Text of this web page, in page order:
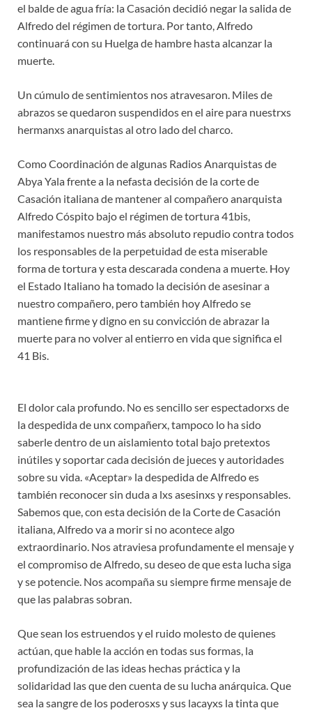
el balde de agua fría: la Casación decidió negar la salida de
Alfredo del régimen de tortura. Por tanto, Alfredo
continuará con su Huelga de hambre hasta alcanzar la
muerte.
Un cúmulo de sentimientos nos atravesaron. Miles de
abrazos se quedaron suspendidos en el aire para nuestrxs
hermanxs anarquistas al otro lado del charco.
Como Coordinación de algunas Radios Anarquistas de
Abya Yala frente a la nefasta decisión de la corte de
Casación italiana de mantener al compañero anarquista
Alfredo Cóspito bajo el régimen de tortura 41bis,
manifestamos nuestro más absoluto repudio contra todos
los responsables de la perpetuidad de esta miserable
forma de tortura y esta descarada condena a muerte. Hoy
el Estado Italiano ha tomado la decisión de asesinar a
nuestro compañero, pero también hoy Alfredo se
mantiene firme y digno en su convicción de abrazar la
muerte para no volver al entierro en vida que significa el
41 Bis.
El dolor cala profundo. No es sencillo ser espectadorxs de
la despedida de unx compañerx, tampoco lo ha sido
saberle dentro de un aislamiento total bajo pretextos
inútiles y soportar cada decisión de jueces y autoridades
sobre su vida. «Aceptar» la despedida de Alfredo es
también reconocer sin duda a lxs asesinxs y responsables.
Sabemos que, con esta decisión de la Corte de Casación
italiana, Alfredo va a morir si no acontece algo
extraordinario. Nos atraviesa profundamente el mensaje y
el compromiso de Alfredo, su deseo de que esta lucha siga
y se potencie. Nos acompaña su siempre firme mensaje de
que las palabras sobran.
Que sean los estruendos y el ruido molesto de quienes
actúan, que hable la acción en todas sus formas, la
profundización de las ideas hechas práctica y la
solidaridad las que den cuenta de su lucha anárquica. Que
sea la sangre de los poderosxs y sus lacayxs la tinta que